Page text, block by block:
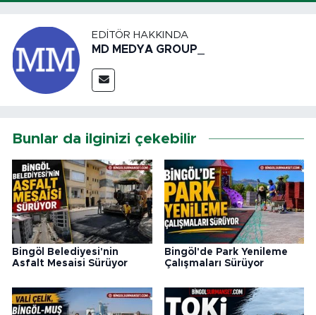
EDITÖR HAKKINDA
MD MEDYA GROUP_
Bunlar da ilginizi çekebilir
Bingöl Belediyesi'nin
Asfalt Mesaisi Sürüyor
Bingöl'de Park Yenileme
Çalışmaları Sürüyor